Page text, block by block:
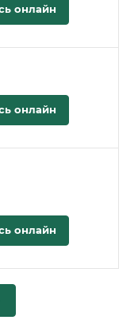
онлайн
онлайн
онлайн